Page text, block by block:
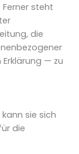
steht
die
— zu
sie sich
die